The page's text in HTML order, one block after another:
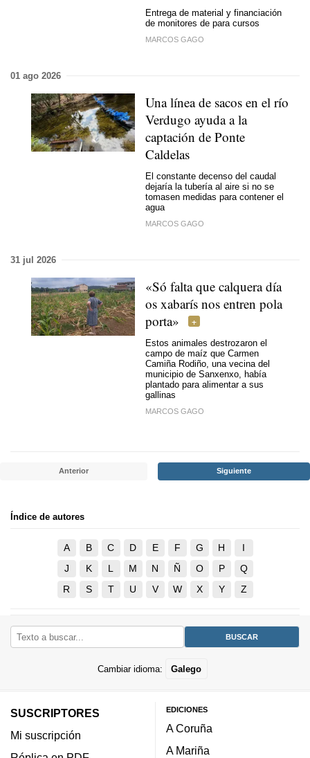
Entrega de material y financiación
de monitores de para cursos
MARCOS GAGO
01 ago 2026
Una línea de sacos en el río
Verdugo ayuda a la
captación de Ponte
Caldelas
El constante decenso del caudal
dejaría la tubería al aire si no se
tomasen medidas para contener el
agua
MARCOS GAGO
31 jul 2026
«Só falta que calquera día
os xabarís nos entren pola
porta»
Estos animales destrozaron el
campo de maíz que Carmen
Camiña Rodiño, una vecina del
municipio de Sanxenxo, había
plantado para alimentar a sus
gallinas
MARCOS GAGO
Anterior Siguiente
Índice de autores
A B C D E F G H
I
J
K L M N Ñ O P
Q
R
S T U V W X Y Z
Cambiar idioma: Galego
SUSCRIPTORES
Mi suscripción
EDICIONES
A Coruña
A Mariña